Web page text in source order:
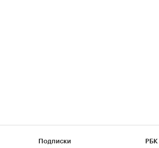
Подписки РБК